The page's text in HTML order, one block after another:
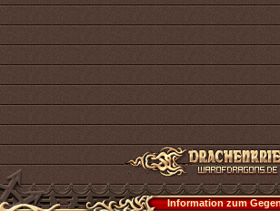
Information zum